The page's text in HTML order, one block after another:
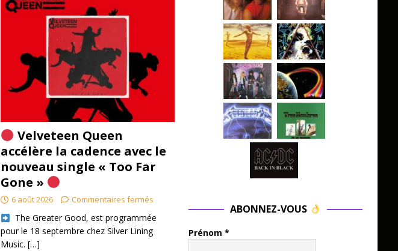
Velveteen Queen
accélère la cadence avec le
nouveau single « Too Far
Gone »
6 août 2026 Commentaires fermés
​ The Greater Good, est programmée
pour le 18 septembre chez Silver Lining
Music. […]
ABONNEZ-VOUS
Prénom *